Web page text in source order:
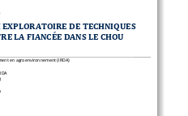
DE TECHNIQUES
LA FIANCÉE DANS LE CHOU
en agroenvironnement (IRDA)